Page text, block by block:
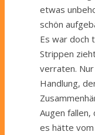
etwas
schön
Es war doch
Strippen
verraten.
Handlung,
Augen
es hätte